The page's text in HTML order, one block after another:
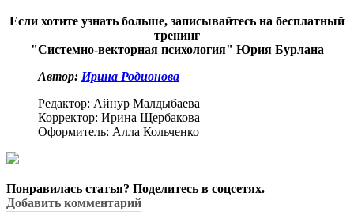
Если хотите узнать больше, записывайтесь на бесплатный
тренинг
"Системно-векторная психология" Юрия Бурлана
Автор: Ирина Родионова
Редактор: Айнур Малдыбаева
Корректор: Ирина Щербакова
Оформитель: Алла Кольченко
Понравилась статья? Поделитесь в соцсетях.
Добавить комментарий